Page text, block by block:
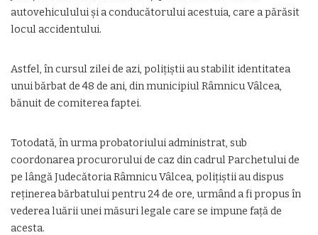
autovehiculului și a conducătorului acestuia, care a părăsit
locul accidentului.
Astfel, în cursul zilei de azi, polițiștii au stabilit identitatea
unui bărbat de 48 de ani, din municipiul Râmnicu Vâlcea,
bănuit de comiterea faptei.
Totodată, în urma probatoriului administrat, sub
coordonarea procurorului de caz din cadrul Parchetului de
pe lângă Judecătoria Râmnicu Vâlcea, polițiștii au dispus
reținerea bărbatului pentru 24 de ore, urmând a fi propus în
vederea luării unei măsuri legale care se impune față de
acesta.